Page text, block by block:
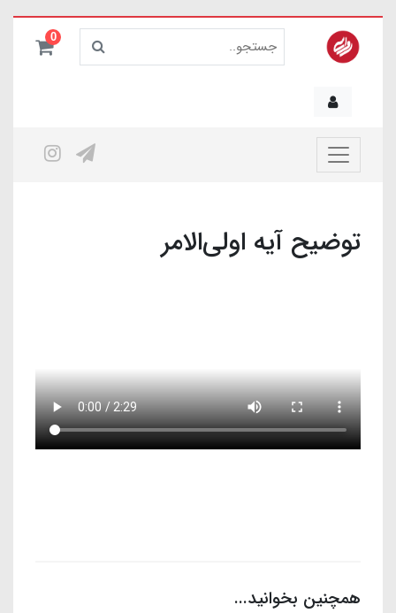
0
توضیح آیه اولی‌الامر
همچنین بخوانید...